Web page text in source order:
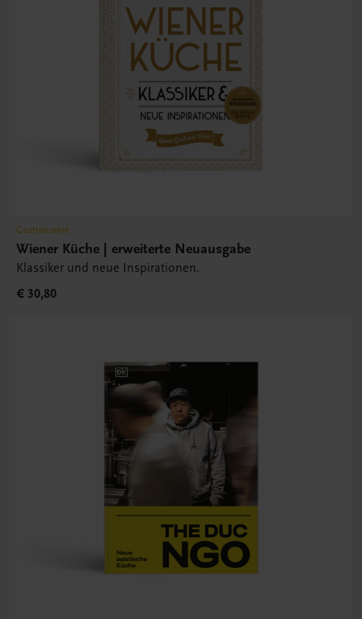
Gastronomie
Wiener Küche | erweiterte Neuausgabe
Klassiker und neue Inspirationen.
€ 30,80